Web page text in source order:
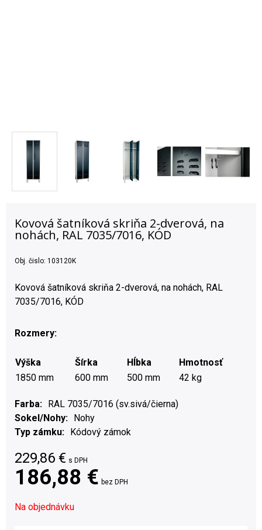
Kovová šatníková skriňa 2-dverová, na
nohách, RAL 7035/7016, KÓD
Obj. čislo: 103120K
Kovová šatníková skriňa 2-dverová, na nohách, RAL
7035/7016, KÓD
Rozmery:
Výška Šírka Hĺbka
Hmotnosť
1850 mm
600 mm 500 mm 42 kg
Farba
RAL 7035/7016 (sv.sivá/čierna)
Sokel/Nohy
Nohy
Typ zámku
Kódový zámok
229,86 € s DPH
186,88 € bez DPH
Na objednávku